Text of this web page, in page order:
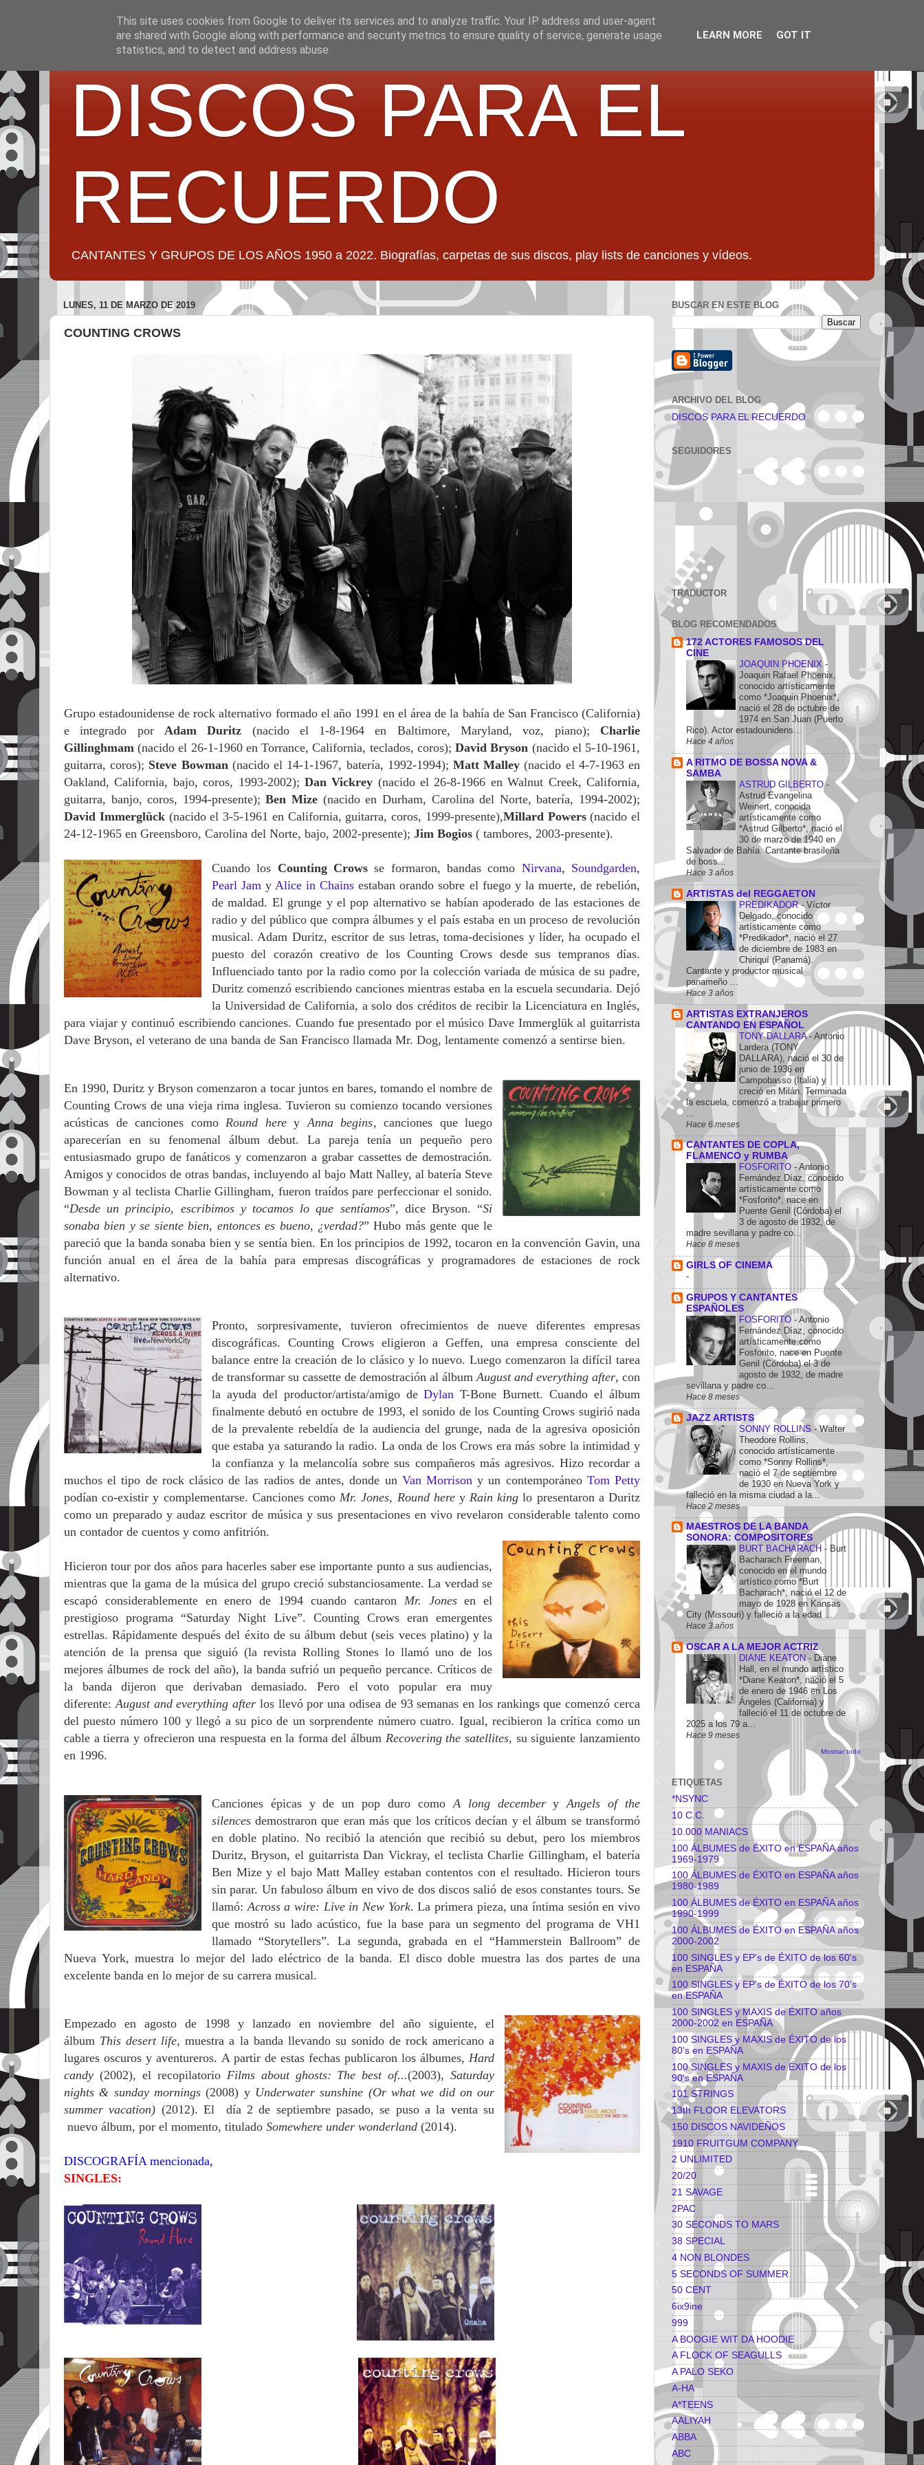
DISCOS PARA EL
RECUERDO
CANTANTES Y GRUPOS DE LOS AÑOS 1950 a 2022. Biografías, carpetas de sus discos, play lists de canciones y vídeos.
LUNES, 11 DE MARZO DE 2019
COUNTING CROWS
Grupo estadounidense de rock alternativo formado el año 1991 en el área de la bahía de San Francisco (California)
e integrado por Adam Duritz (nacido el 1-8-1964 en Baltimore, Maryland, voz, piano); Charlie
Gillinghmam (nacido el 26-1-1960 en Torrance, California, teclados, coros);David Bryson (nacido el 5-10-1961,
guitarra, coros); Steve Bowman (nacido el 14-1-1967, batería, 1992-1994); Matt Malley (nacido el 4-7-1963 en
Oakland, California, bajo, coros, 1993-2002); Dan Vickrey (nacido el 26-8-1966 en Walnut Creek, California,
guitarra, banjo, coros, 1994-presente);Ben Mize (nacido en Durham, Carolina del Norte, batería, 1994-2002);
David Immerglück (nacido el 3-5-1961 en California, guitarra, coros, 1999-presente),Millard Powers (nacido el
24-12-1965 en Greensboro, Carolina del Norte, bajo, 2002-presente); Jim Bogios ( tambores, 2003-presente).
Cuando los Counting Crowsse formaron, bandas como Nirvana, Soundgarden,
Pearl JamyAlice in Chains estaban orando sobre el fuego y la muerte, de rebelión,
de maldad. El grunge y el pop alternativo se habían apoderado de las estaciones de
radio y del público que compra álbumes y el país estaba en un proceso de revolución
musical. Adam Duritz, escritor de sus letras, toma-decisiones y líder, ha ocupado el
puesto del corazón creativo de los Counting Crows desde sus tempranos días.
Influenciado tanto por la radio como por la colección variada de música de su padre,
Duritz comenzó escribiendo canciones mientras estaba en la escuela secundaria. Dejó
la Universidad de California, a solo dos créditos de recibir la Licenciatura en Inglés,
para viajar y continuó escribiendo canciones. Cuando fue presentado por el músico Dave Immerglük al guitarrista
Dave Bryson, el veterano de una banda de San Francisco llamada Mr. Dog, lentamente comenzó a sentirse bien.
En 1990, Duritz y Bryson comenzaron a tocar juntos en bares, tomando el nombre de
Counting Crows de una vieja rima inglesa. Tuvieron su comienzo tocando versiones
acústicas de canciones comoRound hereyAnna begins, canciones que luego
aparecerían en su fenomenal álbum debut. La pareja tenía un pequeño pero
entusiasmado grupo de fanáticos y comenzaron a grabar cassettes de demostración.
Amigos y conocidos de otras bandas, incluyendo al bajo Matt Nalley, al batería Steve
Bowman y al teclista Charlie Gillingham, fueron traídos pare perfeccionar el sonido.
“Desde un principio, escribimos y tocamos lo que sentíamos”, dice Bryson. “Si
sonaba bien y se siente bien, entonces es bueno, ¿verdad?” Hubo más gente que le
pareció que la banda sonaba bien y se sentía bien. En los principios de 1992, tocaron en la convención Gavin, una
función anual en el área de la bahía para empresas discográficas y programadores de estaciones de rock
alternativo.
Pronto, sorpresivamente, tuvieron ofrecimientos de nueve diferentes empresas
discográficas. Counting Crows eligieron a Geffen, una empresa consciente del
balance entre la creación de lo clásico y lo nuevo. Luego comenzaron la difícil tarea
de transformar su cassette de demostración al álbumAugust and everything after, con
la ayuda del productor/artista/amigo deDylan T-Bone Burnett. Cuando el álbum
finalmente debutó en octubre de 1993, el sonido de los Counting Crows sugirió nada
de la prevalente rebeldía de la audiencia del grunge, nada de la agresiva oposición
que estaba ya saturando la radio. La onda de los Crows era más sobre la intimidad y
la confianza y la melancolía sobre sus compañeros más agresivos. Hizo recordar a
muchos el tipo de rock clásico de las radios de antes, donde un Van Morrisony un contemporáneo Tom Petty
podían co-existir y complementarse. Canciones comoMr. Jones, Round hereyRain king lo presentaron a Duritz
como un preparado y audaz escritor de música y sus presentaciones en vivo revelaron considerable talento como
un contador de cuentos y como anfitrión.
Hicieron tour por dos años para hacerles saber ese importante punto a sus audiencias,
mientras que la gama de la música del grupo creció substanciosamente. La verdad se
escapó considerablemente en enero de 1994 cuando cantaron Mr. Jonesen el
prestigioso programa “Saturday Night Live”. Counting Crows eran emergentes
estrellas. Rápidamente después del éxito de su álbum debut (seis veces platino) y la
atención de la prensa que siguió (la revista Rolling Stones lo llamó uno de los
mejores álbumes de rock del año), la banda sufrió un pequeño percance. Críticos de
la banda dijeron que derivaban demasiado. Pero el voto popular era muy
diferente:August and everything after los llevó por una odisea de 93 semanas en los rankings que comenzó cerca
del puesto número 100 y llegó a su pico de un sorprendente número cuatro. Igual, recibieron la crítica como un
cable a tierra y ofrecieron una respuesta en la forma del álbum Recovering the satellites, su siguiente lanzamiento
en 1996.
Canciones épicas y de un pop duro comoA long decemberyAngels of the
silencesdemostraron que eran más que los críticos decían y el álbum se transformó
en doble platino. No recibió la atención que recibió su debut, pero los miembros
Duritz, Bryson, el guitarrista Dan Vickray, el teclista Charlie Gillingham, el batería
Ben Mize y el bajo Matt Malley estaban contentos con el resultado. Hicieron tours
sin parar. Un fabuloso álbum en vivo de dos discos salió de esos constantes tours. Se
llamó:Across a wire: Live in New York. La primera pieza, una íntima sesión en vivo
que mostró su lado acústico, fue la base para un segmento del programa de VH1
llamado “Storytellers”. La segunda, grabada en el “Hammerstein Ballroom” de
Nueva York, muestra lo mejor del lado eléctrico de la banda. El disco doble muestra las dos partes de una
excelente banda en lo mejor de su carrera musical.
Empezado en agosto de 1998 y lanzado en noviembre del año siguiente, el
álbum This desert life, muestra a la banda llevando su sonido de rock americano a
lugares oscuros y aventureros. A partir de estas fechas publicaron los álbumes,Hard
candy (2002), el recopilatorio Films about ghosts: The best of...(2003),Saturday
nights & sunday mornings(2008) y Underwater sunshine (Or what we did on our
summer vacation) (2012). El día 2 de septiembre pasado, se puso a la venta su
nuevo álbum, por el momento, titulado Somewhere under wonderland (2014).
DISCOGRAFÍA mencionada,
SINGLES:
BUSCAR EN ESTE BLOG
ARCHIVO DEL BLOG
DISCOS PARA EL RECUERDO
SEGUIDORES
TRADUCTOR
BLOG RECOMENDADOS
172 ACTORES FAMOSOS DEL
CINE
JOAQUIN PHOENIX-
Joaquin Rafael Phoenix,
conocido artísticamente
como *Joaquin Phoenix*,
nació el 28 de octubre de
1974 en San Juan (Puerto
Rico). Actor estadounidens...
Hace 4 años
A RITMO DE BOSSA NOVA &
SAMBA
ASTRUD GILBERTO-
Astrud Evangelina
Weinert, conocida
artísticamente como
*Astrud Gilberto*, nació el
30 de marzo de 1940 en
Salvador de Bahía. Cantante brasileña
de boss...
Hace 3 años
ARTISTAS del REGGAETON
PREDIKADOR- Víctor
Delgado, conocido
artísticamente como
*Predikador*, nació el 27
de diciembre de 1983 en
Chiriquí (Panamá).
Cantante y productor musical
panameño ...
Hace 3 años
ARTISTAS EXTRANJEROS
CANTANDO EN ESPAÑOL
TONY DALLARA- Antonio
Lardera (TONY
DALLARA), nació el 30 de
junio de 1936 en
Campobasso (Italia) y
creció en Milán. Terminada
la escuela, comenzó a trabajar primero
Hace 6 meses
CANTANTES DE COPLA,
FLAMENCO y RUMBA
FOSFORITO - Antonio
Fernández Díaz, conocido
artísticamente como
*Fosforito*, nace en
Puente Genil (Córdoba) el
3 de agosto de 1932, de
madre sevillana y padre co...
Hace 8 meses
GIRLS OF CINEMA
-
GRUPOS Y CANTANTES
ESPAÑOLES
FOSFORITO - Antonio
Fernández Díaz, conocido
artísticamente como
Fosforito, nace en Puente
Genil (Córdoba) el 3 de
agosto de 1932, de madre
sevillana y padre co...
Hace 8 meses
JAZZ ARTISTS
SONNY ROLLINS -Walter
Theodore Rollins,
conocido artísticamente
como *Sonny Rollins*,
nació el 7 de septiembre
de 1930 en Nueva York y
falleció en la misma ciudad a la...
Hace 2 meses
MAESTROS DE LA BANDA
SONORA: COMPOSITORES
BURT BACHARACH - Burt
Bacharach Freeman,
conocido en el mundo
artístico como *Burt
Bacharach*, nació el 12 de
mayo de 1928 en Kansas
City (Missouri) y falleció a la edad ...
Hace 3 años
OSCAR A LA MEJOR ACTRIZ
DIANE KEATON- Diane
Hall, en el mundo artístico
*Diane Keaton*, nació el 5
de enero de 1946 en Los
Ángeles (California) y
falleció el 11 de octubre de
2025 a los 79 a...
Hace 9 meses
Mostrar todo
ETIQUETAS
*NSYNC
10 C.C.
10.000 MANIACS
100 ÁLBUMES de ÉXITO en ESPAÑA años
1969-1979
100 ÁLBUMES de ÉXITO en ESPAÑA años
1980-1989
100 ÁLBUMES de ÉXITO en ESPAÑA años
1990-1999
100 ÁLBUMES de ÉXITO en ESPAÑA años
2000-2002
100 SINGLES y EP's de ÉXITO de los 60's
en ESPAÑA
100 SINGLES y EP's de ÉXITO de los 70's
en ESPAÑA
100 SINGLES y MAXIS de ÉXITO años
2000-2002 en ESPAÑA
100 SINGLES y MAXIS de ÉXITO de los
80's en ESPAÑA
100 SINGLES y MAXIS de ÉXITO de los
90's en ESPAÑA
101 STRINGS
13th FLOOR ELEVATORS
150 DISCOS NAVIDEÑOS
1910 FRUITGUM COMPANY
2 UNLIMITED
20/20
21 SAVAGE
2PAC
30 SECONDS TO MARS
38 SPECIAL
4 NON BLONDES
5 SECONDS OF SUMMER
50 CENT
6ix9ine
999
A BOOGIE WIT DA HOODIE
A FLOCK OF SEAGULLS
A PALO SEKO
A-HA
A*TEENS
AALIYAH
ABBA
ABC
This site uses cookies from Google to deliver its services and to analyze traffic. Your IP address and user-agent
are shared with Google along with performance and security metrics to ensure quality of service, generate usage
statistics, and to detect and address abuse.
LEARN MORE GOT IT